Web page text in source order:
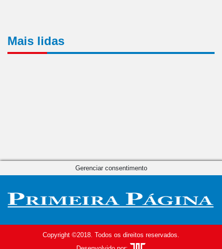
Mais lidas
Copyright ©2018. Todos os direitos reservados.
Gerenciar consentimento